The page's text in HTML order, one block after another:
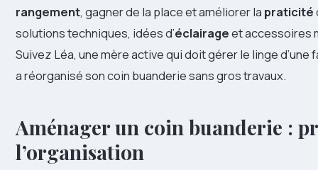
rangement, gagner de la place et améliorer la praticité
solutions techniques, idées d’éclairageet accessoires
Suivez Léa, une mère active qui doit gérer le linge
a réorganisé son coin buanderie sans gros travaux.
Aménager un coin buanderie :
l’organisation